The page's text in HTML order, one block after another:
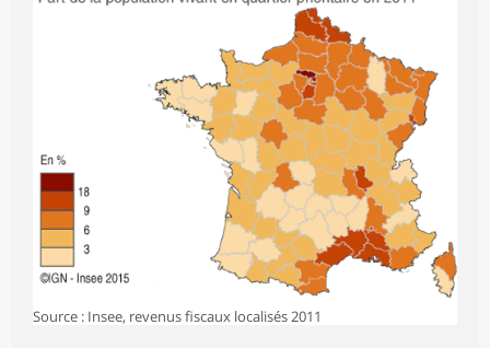
Source : Insee, revenus fiscaux localisés 2011